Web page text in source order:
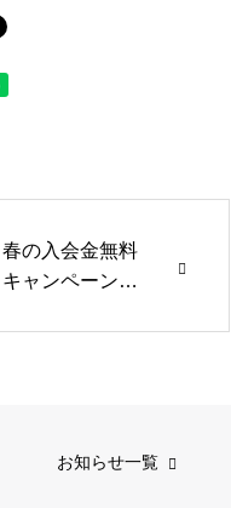
春の入会金無料
キャンペーン実
お知らせ一覧